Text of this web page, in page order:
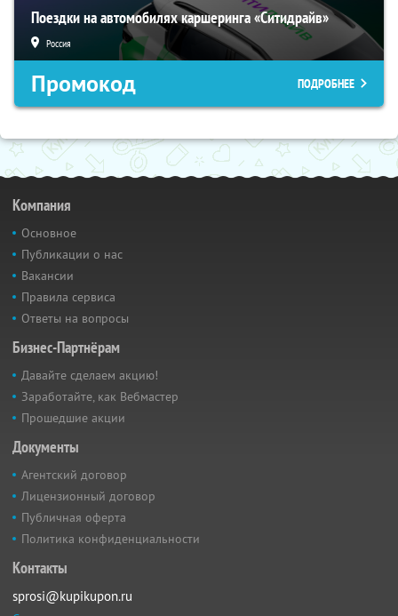
Поездки на автомобилях каршеринга «Ситидрайв»
Россия
Промокод ПОДРОБНЕЕ
Компания
Основное
Публикации о нас
Вакансии
Правила сервиса
Ответы на вопросы
Бизнес-Партнёрам
Давайте сделаем акцию!
Заработайте, как Вебмастер
Прошедшие акции
Документы
Агентский договор
Лицензионный договор
Публичная оферта
Политика конфиденциальности
Контакты
sprosi@kupikupon.ru